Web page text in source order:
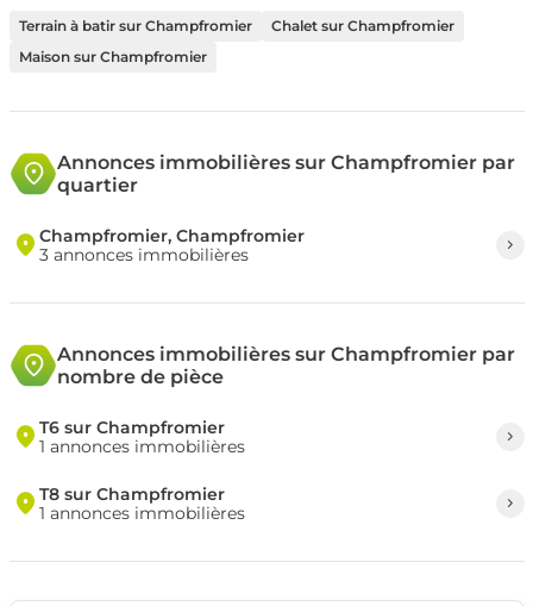
Terrain à batir sur Champfromier
Chalet sur Champfromier
Maison sur Champfromier
Annonces immobilières sur Champfromier par
quartier
Champfromier, Champfromier
3 annonces immobilières
Annonces immobilières sur Champfromier par
nombre de pièce
T6 sur Champfromier
1 annonces immobilières
T8 sur Champfromier
1 annonces immobilières